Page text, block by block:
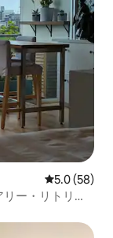
レビュー58
5.0 (58)
ー・リトリー